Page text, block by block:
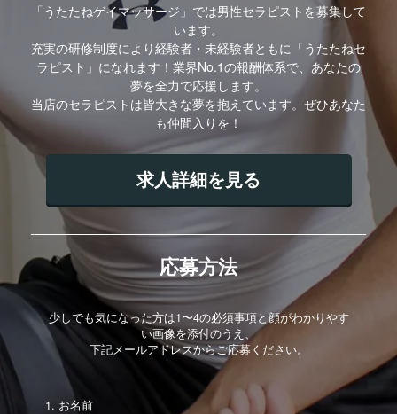
「うたたねゲイマッサージ」では男性セラピストを募集して
います。
充実の研修制度により経験者・未経験者ともに「うたたねセ
ラピスト」になれます！業界No.1の報酬体系で、あなたの
夢を全力で応援します。
当店のセラピストは皆大きな夢を抱えています。ぜひあなた
も仲間入りを！
求人詳細を見る
応募方法
少しでも気になった方は1〜4の必須事項と顔がわかりやす
い画像を添付のうえ、
下記メールアドレスからご応募ください。
お名前